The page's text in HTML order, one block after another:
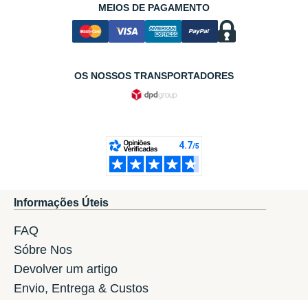
MEIOS DE PAGAMENTO
OS NOSSOS TRANSPORTADORES
Informações Úteis
FAQ
Sóbre Nos
Devolver um artigo
Envio, Entrega & Custos